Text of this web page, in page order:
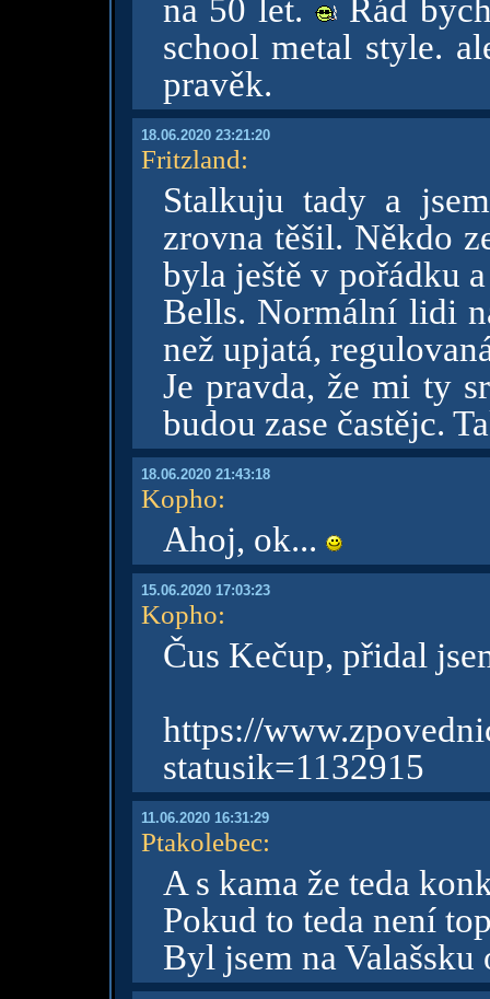
na 50 let.
Rád
school metal style.
pravěk.
18.06.2020 23:21:20
Fritzland:
Stalkuju tady a
zrovna těšil. Někdo
byla ještě v pořádku
Bells. Normální lidi
než upjatá,
Je pravda, že mi ty
budou zase častějc.
18.06.2020 21:43:18
Kopho:
Ahoj, ok...
15.06.2020 17:03:23
Kopho:
Čus Kečup, přidal
https://
statusik=1132915
11.06.2020 16:31:29
Ptakolebec:
A s kama že teda
Pokud to teda není
Byl jsem na Valašsku